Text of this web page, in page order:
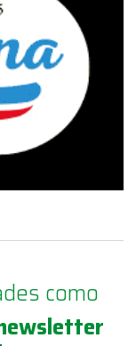
como